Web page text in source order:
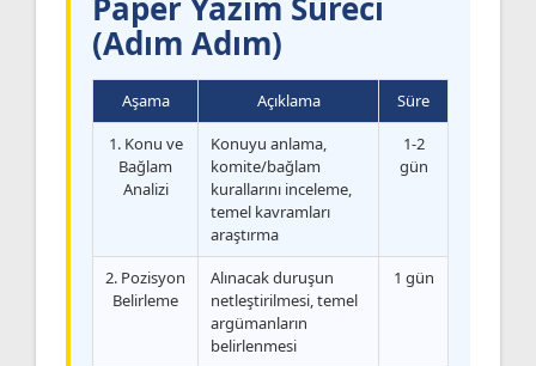
(Adım Adım)
Aşama Açıklama
Süre
1. Konu ve
Bağlam
Analizi
Konuyu anlama,
komite/bağlam
kurallarını inceleme,
temel kavramları
araştırma
1-2
gün
2. Pozisyon
Belirleme
Alınacak duruşun
netleştirilmesi, temel
argümanların
belirlenmesi
1 gün